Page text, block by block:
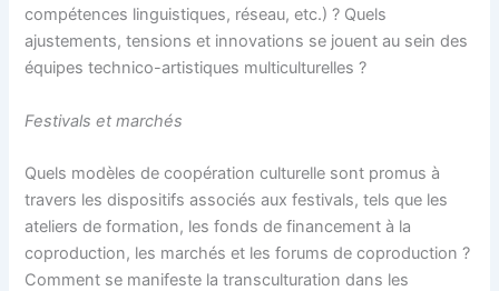
compétences linguistiques, réseau, etc.) ? Quels
ajustements, tensions et innovations se jouent au sein des
équipes technico-artistiques multiculturelles ?
Festivals et marchés
Quels modèles de coopération culturelle sont promus à
travers les dispositifs associés aux festivals, tels que les
ateliers de formation, les fonds de financement à la
coproduction, les marchés et les forums de coproduction ?
Comment se manifeste la transculturation dans les